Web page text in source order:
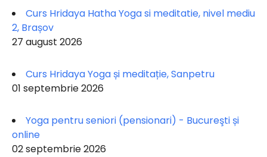
Curs Hridaya Hatha Yoga si meditatie, nivel mediu
2, Brașov
27 august 2026
Curs Hridaya Yoga și meditație, Sanpetru
01 septembrie 2026
Yoga pentru seniori (pensionari) - Bucureşti și
online
02 septembrie 2026